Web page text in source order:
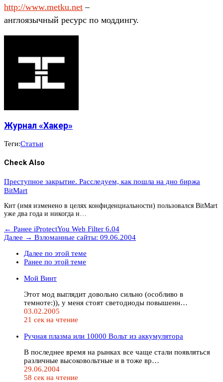
http://www.metku.net –
англоязычный ресурс по моддингу.
Журнал «Хакер»
Теги:Статьи
Check Also
Преступное закрытие. Расследуем, как пошла на дно биржа
BitMart
Кит (имя изменено в целях конфиденциальности) пользовался BitMart
уже два года и никогда н…
← Ранее iProtectYou Web Filter 6.04
Далее → Взломанные сайты: 09.06.2004
Далее по этой теме
Ранее по этой теме
Мой Винт
Этот мод выглядит довольно сильно (особливо в
темноте:)), у меня стоят светодиоды повышенн…
03.02.2005
21 сек на чтение
Ручная плазма или 10000 Вольт из аккумулятора
В последнее время на рынках все чаще стали появляться
различные высоковольтные и в тоже вр…
29.06.2004
58 сек на чтение